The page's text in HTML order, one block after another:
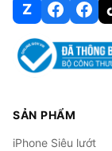
Z
SẢN PHẨM
iPhone Siêu lướt